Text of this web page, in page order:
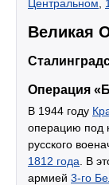
Центральном
Великая
Операция
В 1944 году
операцию под
русского
1812 года . В
армией 3-го